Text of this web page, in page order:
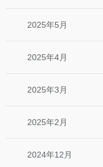
2025年5月
2025年4月
2025年3月
2025年2月
2024年12月